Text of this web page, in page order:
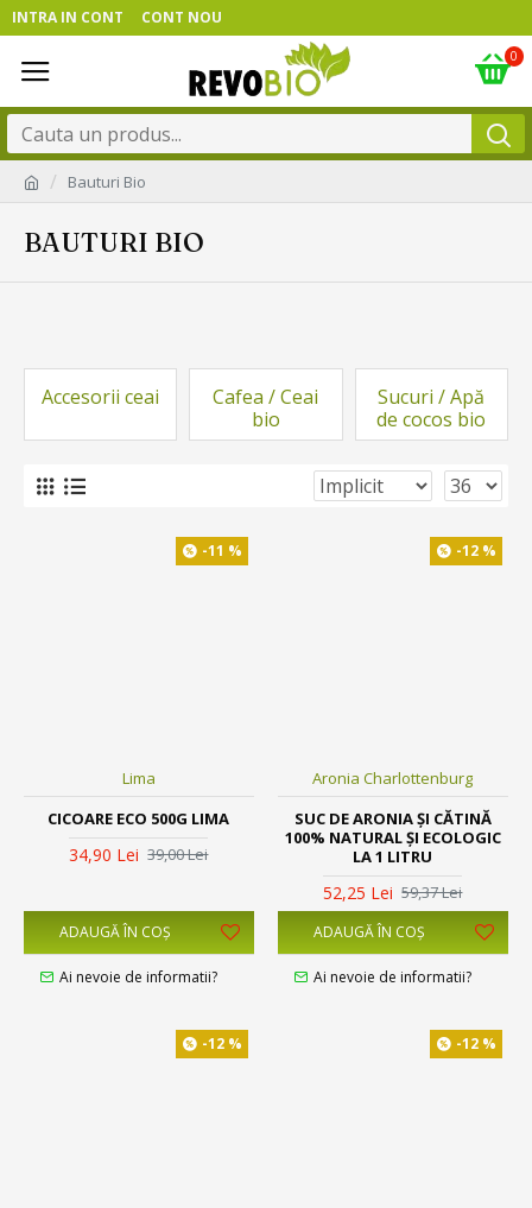
INTRA IN CONT CONT NOU
0
Bauturi Bio
BAUTURI BIO
Accesorii ceai
Cafea / Ceai
bio
Sucuri / Apă
de cocos bio
-11 %
Lima
CICOARE ECO 500G LIMA
34,90 Lei 39,00 Lei
ADAUGĂ ÎN COŞ
Ai nevoie de informatii?
-12 %
Aronia Charlottenburg
SUC DE ARONIA ȘI CĂTINĂ
100% NATURAL ȘI ECOLOGIC
LA 1 LITRU
52,25 Lei 59,37 Lei
ADAUGĂ ÎN COŞ
Ai nevoie de informatii?
-12 % -12 %